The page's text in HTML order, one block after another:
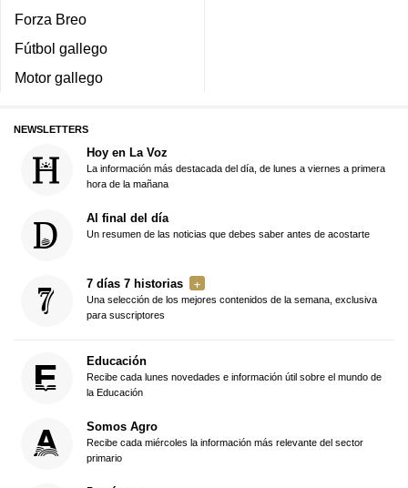
Forza Breo
Fútbol gallego
Motor gallego
NEWSLETTERS
Hoy en La Voz
La información más destacada del día, de lunes a viernes a primera
hora de la mañana
Al final del día
Un resumen de las noticias que debes saber antes de acostarte
7 días 7 historias
Una selección de los mejores contenidos de la semana, exclusiva
para suscriptores
Educación
Recibe cada lunes novedades e información útil sobre el mundo de
la Educación
Somos Agro
Recibe cada miércoles la información más relevante del sector
primario